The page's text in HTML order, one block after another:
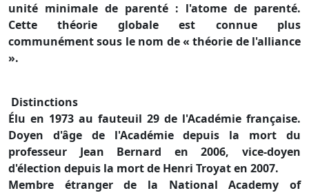
unité minimale de parenté : l'atome de parenté.
Cette théorie globale est connue plus
communément sous le nom de « théorie de l'alliance
».
Distinctions
Élu en 1973 au fauteuil 29 de l'Académie française.
Doyen d'âge de l'Académie depuis la mort du
professeur Jean Bernard en 2006, vice-doyen
d'élection depuis la mort de Henri Troyat en 2007.
Membre étranger de la National Academy of